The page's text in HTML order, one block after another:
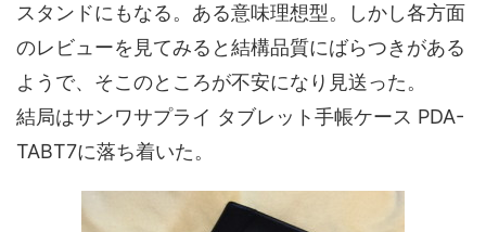
スタンドにもなる。ある意味理想型。しかし各方面
のレビューを見てみると結構品質にばらつきがある
ようで、そこのところが不安になり見送った。
結局はサンワサプライ タブレット手帳ケース PDA-
TABT7に落ち着いた。